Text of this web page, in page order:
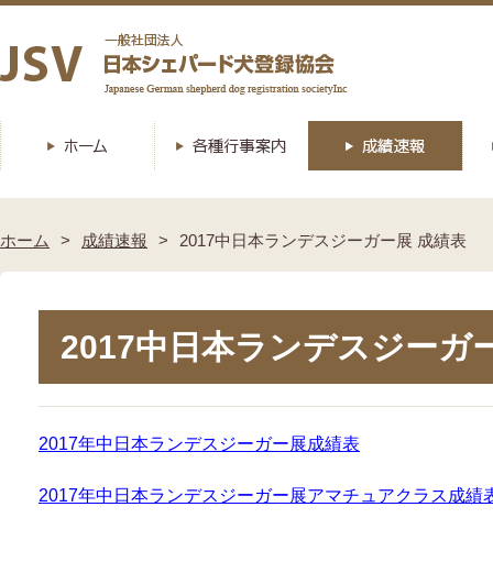
ホーム 成績速報 2017中日本ランデスジーガー展 成績表
2017中日本ランデスジーガ
2017年中日本ランデスジーガー展成績表
2017年中日本ランデスジーガー展アマチュアクラス成績